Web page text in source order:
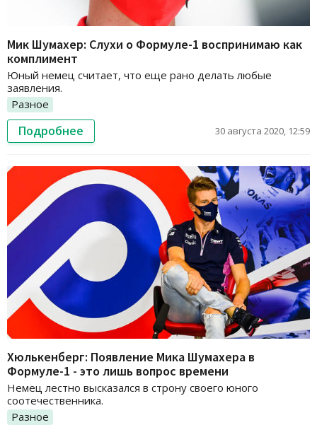
Мик Шумахер: Слухи о Формуле-1 воспринимаю как
комплимент
Юный немец считает, что еще рано делать любые
заявления.
Разное
Подробнее 30 августа 2020, 12:59
Хюлькенберг: Появление Мика Шумахера в
Формуле-1 - это лишь вопрос времени
Немец лестно высказался в строну своего юного
соотечественника.
Разное